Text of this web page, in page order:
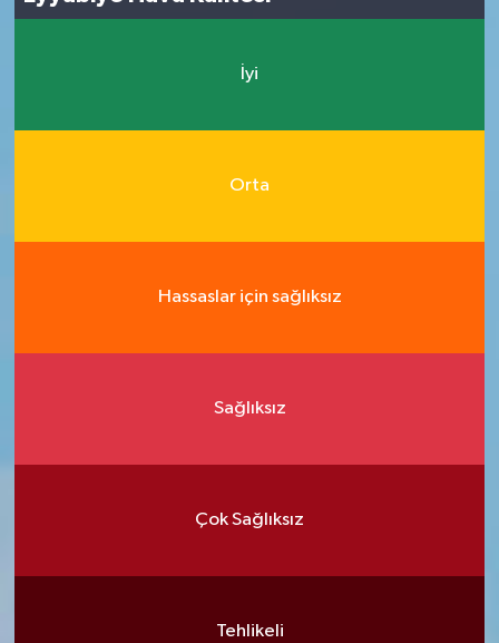
İyi
Orta
Hassaslar için sağlıksız
Sağlıksız
Çok Sağlıksız
Tehlikeli